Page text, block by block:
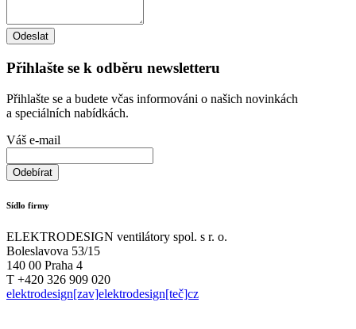
Přihlašte se k odběru newsletteru
Přihlašte se a budete včas informováni o našich novinkách
a speciálních nabídkách.
Váš e-mail
Sídlo firmy
ELEKTRODESIGN ventilátory spol. s r. o.
Boleslavova 53/15
140 00 Praha 4
T +420 326 909 020
elektrodesign[zav]elektrodesign[teč]cz